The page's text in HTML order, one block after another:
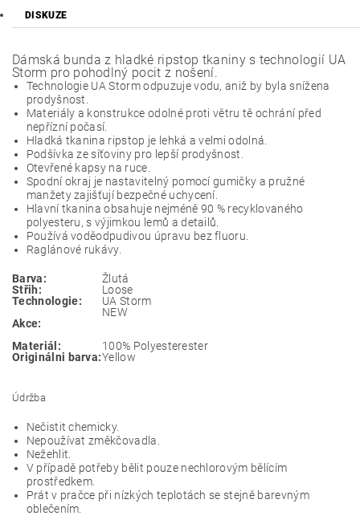
DISKUZE
Dámská bunda z hladké ripstop tkaniny s technologií UA
Storm pro pohodlný pocit z nošení.
Technologie UA Storm odpuzuje vodu, aniž by byla snížena
prodyšnost.
Materiály a konstrukce odolné proti větru tě ochrání před
nepřízní počasí.
Hladká tkanina ripstop je lehká a velmi odolná.
Podšívka ze síťoviny pro lepší prodyšnost.
Otevřené kapsy na ruce.
Spodní okraj je nastavitelný pomocí gumičky a pružné
manžety zajišťují bezpečné uchycení.
Hlavní tkanina obsahuje nejméně 90 % recyklovaného
polyesteru, s výjimkou lemů a detailů.
Používá voděodpudivou úpravu bez fluoru.
Raglánové rukávy.
Barva:
Žlutá
Střih:
Loose
Technologie:
UA Storm
Akce:
NEW
Materiál:
100% Polyesterester
Originálni barva:Yellow
Údržba
Nečistit chemicky.
Nepoužívat změkčovadla.
Nežehlit.
V případě potřeby bělit pouze nechlorovým bělícím
prostředkem.
Prát v pračce při nízkých teplotách se stejně barevným
oblečením.